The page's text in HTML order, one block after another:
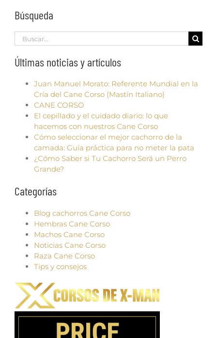
Búsqueda
Search
for:
Últimas noticias y artículos
Juan Manuel Morato: Referente Mundial en la
Cría del Cane Corso (Mastín Italiano)
CANE CORSO
El cepillado y el cuidado diario: lo que
hacemos con nuestros Cane Corso
Cómo seleccionar el mejor cachorro de la
camada: Guía práctica para no meter la pata
¿Cómo Saber si Tu Cachorro Será un Perro
Grande?
Categorías
Blog cachorros Cane Corso
Hembras Cane Corso
Machos Cane Corso
Noticias Cane Corso
Raza Cane Corso
Tips y consejos